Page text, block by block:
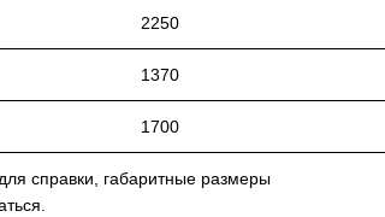
2250
1370
1700
справки, габаритные размеры